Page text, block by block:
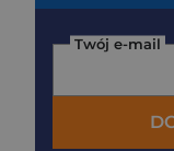
Twój e-mail